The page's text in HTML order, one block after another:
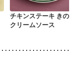
チキンステーキ きのこ
クリームソース